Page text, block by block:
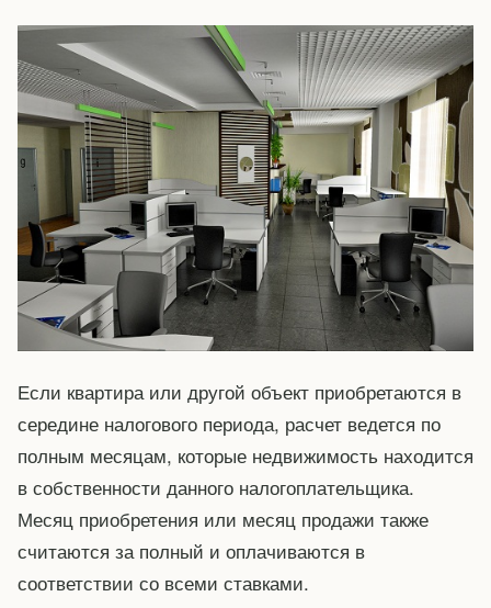
Если квартира или другой объект приобретаются в
середине налогового периода, расчет ведется по
полным месяцам, которые недвижимость находится
в собственности данного налогоплательщика.
Месяц приобретения или месяц продажи также
считаются за полный и оплачиваются в
соответствии со всеми ставками.